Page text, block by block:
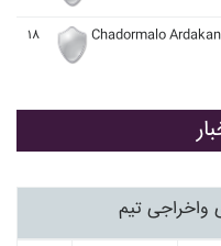
۱۸ Chadormalo Ardakan
واخراجی تیم